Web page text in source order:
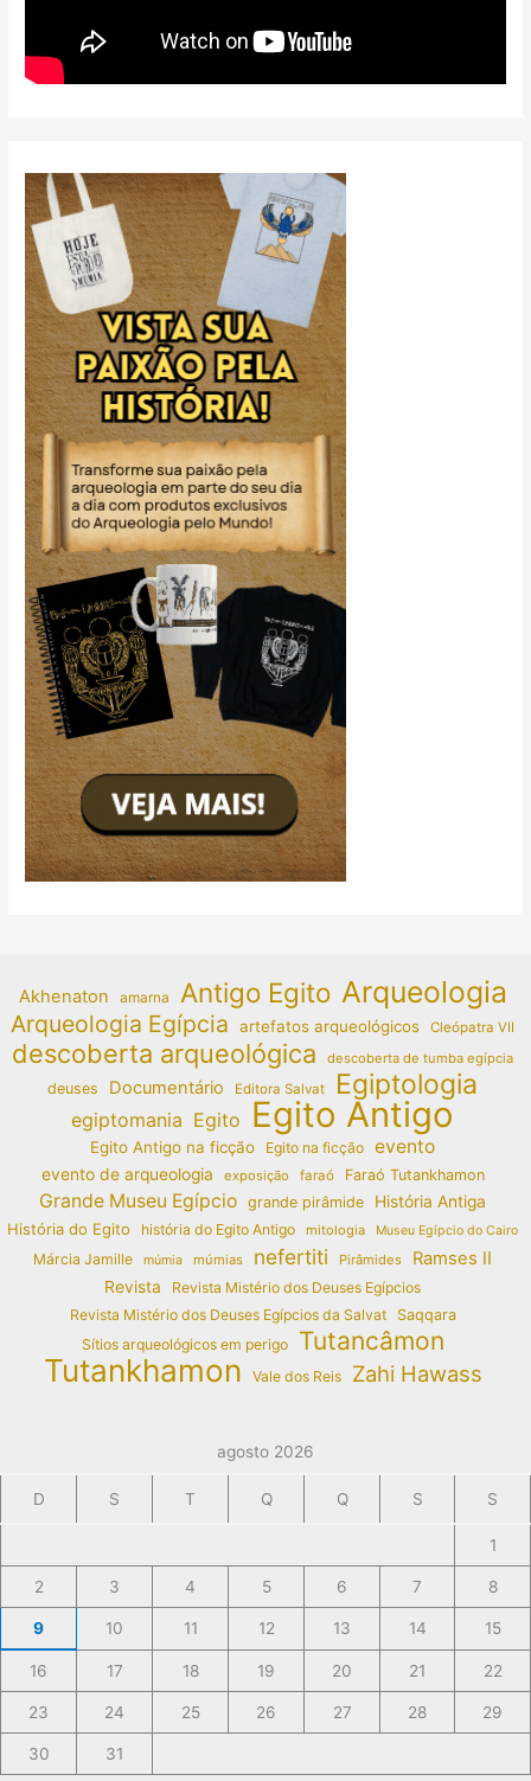
Akhenaton amarna Antigo Egito Arqueologia
Arqueologia Egípcia artefatos arqueológicos Cleópatra VII
descoberta arqueológica descoberta de tumba egípcia
deuses Documentário Editora Salvat Egiptologia
egiptomania Egito Egito Antigo
Egito Antigo na ficção Egito na ficção evento
evento de arqueologia exposição faraó Faraó Tutankhamon
Grande Museu Egípcio grande pirâmide
História Antiga
História do Egito
história do Egito Antigo mitologia Museu Egípcio do Cairo
Márcia Jamille múmia múmias nefertiti Pirâmides Ramses II
Revista
Revista Mistério dos Deuses Egípcios
Revista Mistério dos Deuses Egípcios da Salvat
Saqqara
Sítios arqueológicos em perigo
Tutancâmon
Tutankhamon Vale dos Reis Zahi Hawass
agosto 2026
D S T Q Q S S
1
2 3 4 5 6 7 8
9 10 11 12 13 14 15
16 17 18 19 20 21 22
23 24 25 26 27 28 29
30 31